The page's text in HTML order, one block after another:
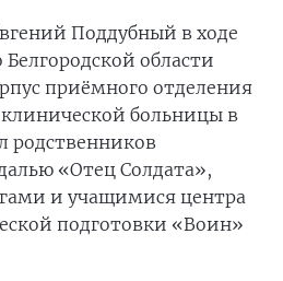
Поддубный в ходе
области
приёмного отделения
больницы в
родственников
«Отец Солдата»,
и учащимися центра
подготовки «Воин»